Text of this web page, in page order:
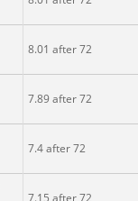
8.01 after 72
7.89 after 72
7.4 after 72